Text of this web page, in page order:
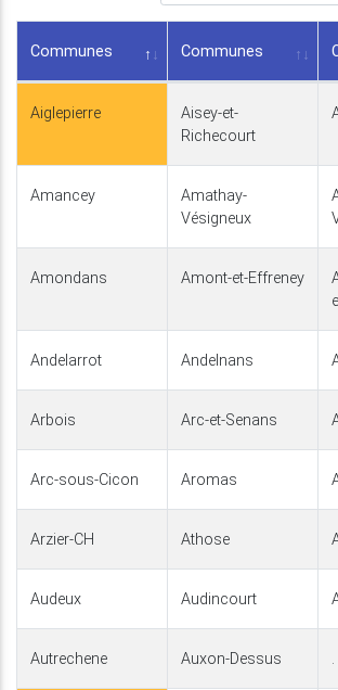
Communes Communes
Aiglepierre
Aisey-et-
Richecourt
Amancey
Amathay-
Vésigneux
Amondans Amont-et-Effreney
Andelarrot Andelnans
Arbois Arc-et-Senans
Arc-sous-Cicon Aromas
Arzier-CH Athose
Audeux Audincourt
Autrechene Auxon-Dessus .